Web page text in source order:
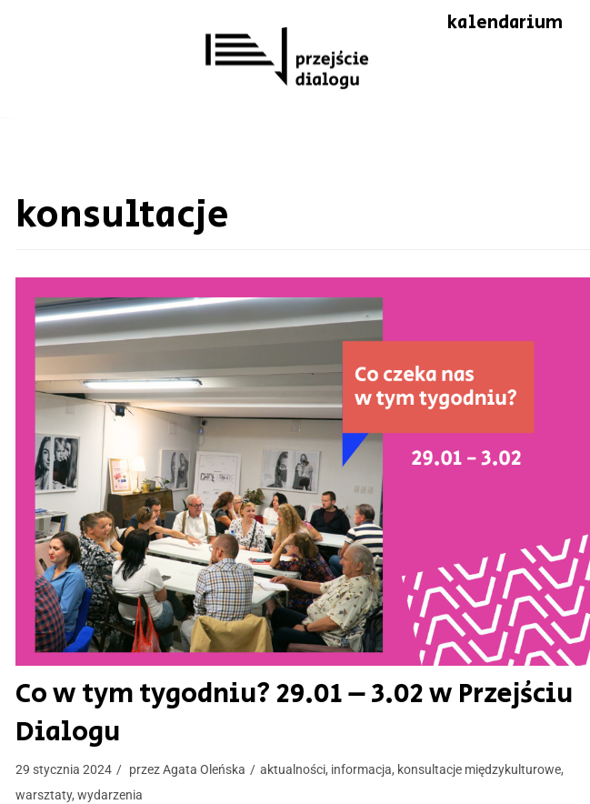
kalendarium
konsultacje
Co w tym tygodniu? 29.01 – 3.02 w Przejściu
Dialogu
29 stycznia 2024 przezAgata Oleńska aktualności, informacja, konsultacje międzykulturowe,
warsztaty, wydarzenia